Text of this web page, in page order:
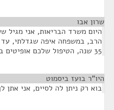
שרון אבו
היום משרד הבריאות, אני מגיל
35 שנה, הטיפול שלכם אופיטים באופיטים - - -
היו"ר בועז ביסמוט
בוא רק ניתן לה לסיים, אני אתן